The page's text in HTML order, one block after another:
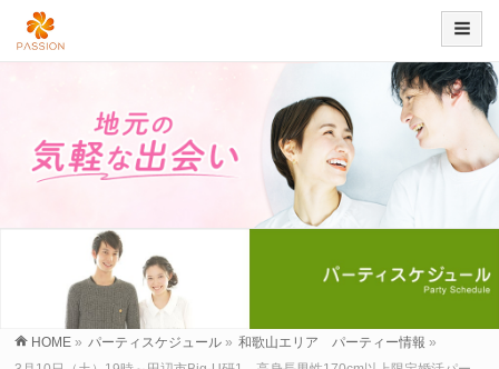
HOME » パーティスケジュール » 和歌山エリア パーティー情報 »